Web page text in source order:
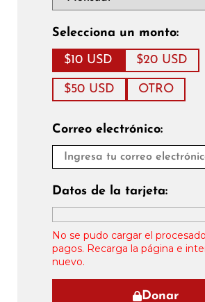
Selecciona un monto:
$10 USD $20 USD
$50 USD OTRO
Correo electrónico:
Datos de la tarjeta:
No se pudo cargar el
pagos. Recarga la página e
nuevo.
Donar